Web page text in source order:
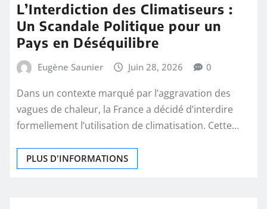
L’Interdiction des Climatiseurs :
Un Scandale Politique pour un
Pays en Déséquilibre
Eugène Saunier Juin 28, 2026 0
Dans un contexte marqué par l’aggravation des
vagues de chaleur, la France a décidé d’interdire
formellement l’utilisation de climatisation. Cette…
PLUS D'INFORMATIONS